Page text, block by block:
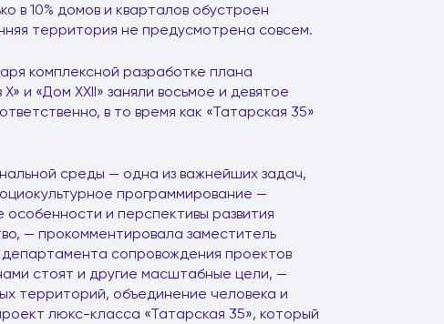
в 10% домов и кварталов обустроен
территория не предусмотрена совсем.
комплексной разработке плана
и «Дом XXII» заняли восьмое и девятое
в то время как «Татарская 35»
среды — одна из важнейших задач,
программирование —
и перспективы развития
— прокомментировала заместитель
сопровождения проектов
стоят и другие масштабные цели, —
территорий, объединение человека и
люкс-класса «Татарская 35», который